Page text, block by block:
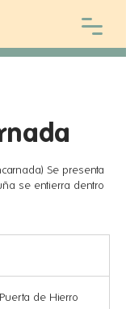
Se presenta
se entierra dentro
de Hierro